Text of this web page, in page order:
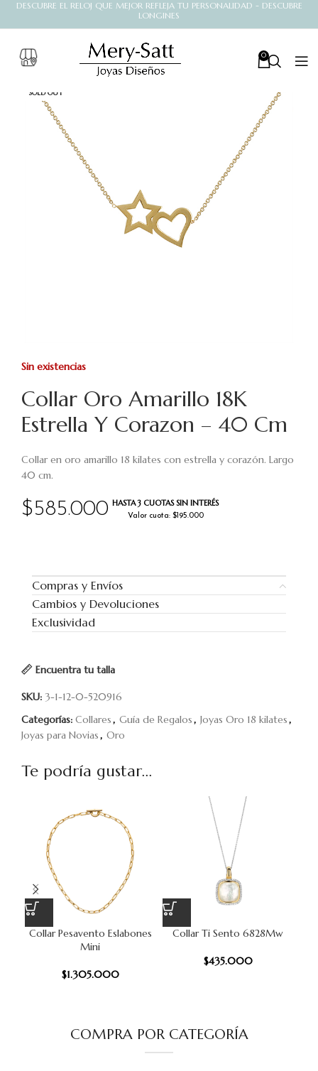
DESCUBRE EL RELOJ QUE MEJOR REFLEJA TU PERSONALIDAD - DESCUBRE
LONGINES
0
SOLD OUT
Collar Oro Amarillo 18K
Estrella Y Corazon – 40 Cm
$585.000 HASTA 3 CUOTAS SIN INTERÉS
Valor cuota: $195.000
Collar en oro amarillo 18 kilates con estrella y corazón. Largo
40 cm.
Sin existencias
Encuentra tu talla
Compras y Envíos
Cambios y Devoluciones
Exclusividad
SKU: 3-1-12-0-520916
Categorías: Collares, Guía de Regalos, Joyas Oro 18 kilates,
Joyas para Novias, Oro
Te podría gustar...
Collar Pesavento Eslabones
Mini
$1.305.000
Collar Ti Sento 6828Mw
$435.000
COMPRA POR CATEGORÍA